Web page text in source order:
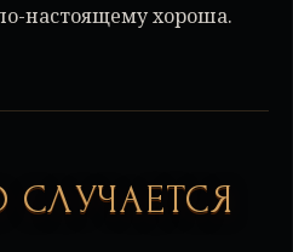
настоящему хороша.
СЛУЧАЕТСЯ